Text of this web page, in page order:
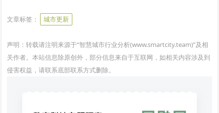
文章标签： 城市更新
声明：转载请注明来源于“智慧城市行业分析(www.smartcity.team)”及相
关作者。本站信息除原创外，部分信息来自于互联网，如相关内容涉及到
侵害权益，请联系底部联系方式删除。